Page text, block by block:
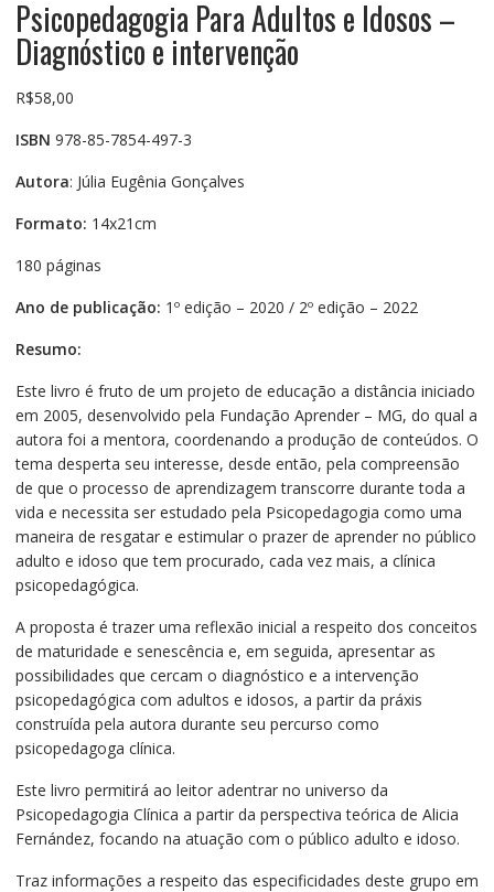
Psicopedagogia Para Adultos e Idosos –
Diagnóstico e intervenção
R$58,00
ISBN 978-85-7854-497-3
Autora: Júlia Eugênia Gonçalves
Formato: 14x21cm
180 páginas
Ano de publicação: 1º edição – 2020 / 2º edição – 2022
Resumo:
Este livro é fruto de um projeto de educação a distância iniciado
em 2005, desenvolvido pela Fundação Aprender – MG, do qual a
autora foi a mentora, coordenando a produção de conteúdos. O
tema desperta seu interesse, desde então, pela compreensão
de que o processo de aprendizagem transcorre durante toda a
vida e necessita ser estudado pela Psicopedagogia como uma
maneira de resgatar e estimular o prazer de aprender no público
adulto e idoso que tem procurado, cada vez mais, a clínica
psicopedagógica.
A proposta é trazer uma reflexão inicial a respeito dos conceitos
de maturidade e senescência e, em seguida, apresentar as
possibilidades que cercam o diagnóstico e a intervenção
psicopedagógica com adultos e idosos, a partir da práxis
construída pela autora durante seu percurso como
psicopedagoga clínica.
Este livro permitirá ao leitor adentrar no universo da
Psicopedagogia Clínica a partir da perspectiva teórica de Alicia
Fernández, focando na atuação com o público adulto e idoso.
Traz informações a respeito das especificidades deste grupo em